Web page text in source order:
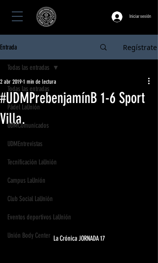
Iniciar sesión
Entrada Regístrate
Todas las entradas
Pádel LaUnión
UDMComunicados
UDMEntrevistas
Tecnificación LaUnión
Campus LaUnión
Club Social LaUnión
Eventos deportivos LaUnión
Unión Body Center
Todas las entradas
#UDMPrebenjamínB 1-6 Sport
Villa.
2 abr 2019 1 min de lectura
La Crónica JORNADA 17